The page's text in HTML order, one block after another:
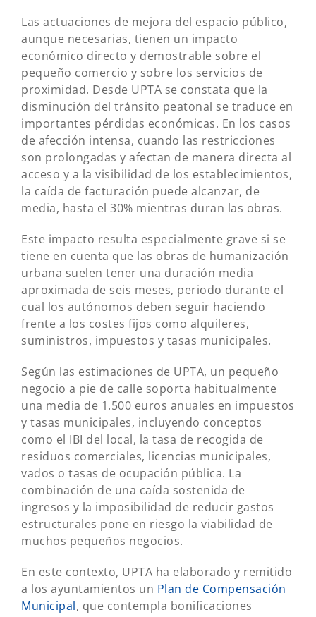
Las actuaciones de mejora del espacio público,
aunque necesarias, tienen un impacto
económico directo y demostrable sobre el
pequeño comercio y sobre los servicios de
proximidad. Desde UPTA se constata que la
disminución del tránsito peatonal se traduce en
importantes pérdidas económicas. En los casos
de afección intensa, cuando las restricciones
son prolongadas y afectan de manera directa al
acceso y a la visibilidad de los establecimientos,
la caída de facturación puede alcanzar, de
media, hasta el 30% mientras duran las obras.
Este impacto resulta especialmente grave si se
tiene en cuenta que las obras de humanización
urbana suelen tener una duración media
aproximada de seis meses, periodo durante el
cual los autónomos deben seguir haciendo
frente a los costes fijos como alquileres,
suministros, impuestos y tasas municipales.
Según las estimaciones de UPTA, un pequeño
negocio a pie de calle soporta habitualmente
una media de 1.500 euros anuales en impuestos
y tasas municipales, incluyendo conceptos
como el IBI del local, la tasa de recogida de
residuos comerciales, licencias municipales,
vados o tasas de ocupación pública. La
combinación de una caída sostenida de
ingresos y la imposibilidad de reducir gastos
estructurales pone en riesgo la viabilidad de
muchos pequeños negocios.
En este contexto, UPTA ha elaborado y remitido
a los ayuntamientos un Plan de Compensación
Municipal, que contempla bonificaciones